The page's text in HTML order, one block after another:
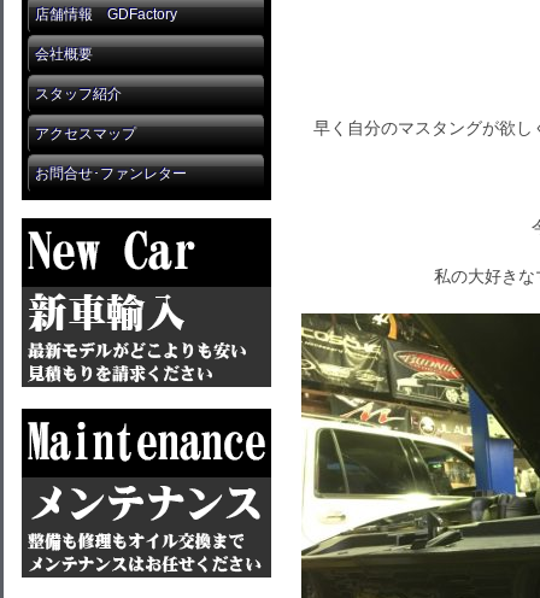
店舗情報 GDFactory
会社概要
スタッフ紹介
アクセスマップ
お問合せ･ファンレター
早く自分のマスタングが欲
私の大好き